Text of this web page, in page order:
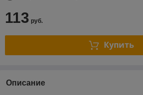
113 руб.
Купить
Описание